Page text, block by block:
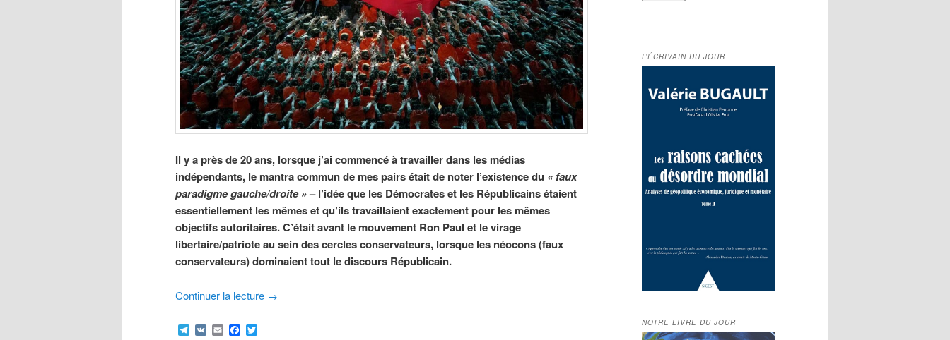
Il y a près de 20 ans, lorsque j’ai commencé à travailler dans les médias
indépendants, le mantra commun de mes pairs était de noter l’existence du « faux
paradigme gauche/droite »– l’idée que les Démocrates et les Républicains étaient
essentiellement les mêmes et qu’ils travaillaient exactement pour les mêmes
objectifs autoritaires. C’était avant le mouvement Ron Paul et le virage
libertaire/patriote au sein des cercles conservateurs, lorsque les néocons (faux
conservateurs) dominaient tout le discours Républicain.
Continuer la lecture →
Telegram
VK EmailFacebook
L’ÉCRIVAIN DU JOUR
NOTRE LIVRE DU JOUR